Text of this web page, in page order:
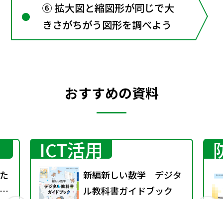
⑥ 拡大図と縮図形が同じで大
きさがちがう図形を調べよう
おすすめの資料
ICT活用
新編新しい数学 デジタ
ル教科書ガイドブック